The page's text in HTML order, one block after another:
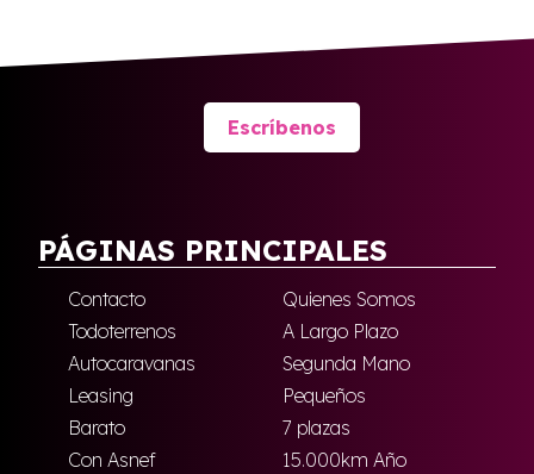
Escríbenos
PÁGINAS PRINCIPALES
Contacto
Quienes Somos
Todoterrenos
A Largo Plazo
Autocaravanas
Segunda Mano
Leasing
Pequeños
Barato
7 plazas
Con Asnef
15.000km Año